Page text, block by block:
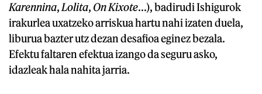
Karennina, Lolita, On Kixote...), badirudi Ishigurok
irakurlea uxatzeko arriskua hartu nahi izaten duela,
liburua bazter utz dezan desafioa eginez bezala.
Efektu faltaren efektua izango da seguru asko,
idazleak hala nahita jarria.